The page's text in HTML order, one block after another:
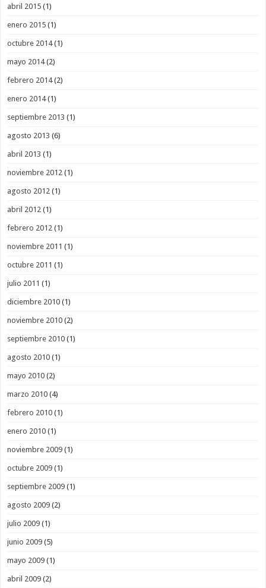
abril 2015 (1)
enero 2015 (1)
octubre 2014(1)
mayo 2014(2)
febrero 2014(2)
enero 2014(1)
septiembre 2013 (1)
agosto 2013 (6)
abril 2013 (1)
noviembre 2012 (1)
agosto 2012 (1)
abril 2012 (1)
febrero 2012 (1)
noviembre 2011 (1)
octubre 2011 (1)
julio 2011 (1)
diciembre 2010 (1)
noviembre 2010 (2)
septiembre 2010 (1)
agosto 2010 (1)
mayo 2010 (2)
marzo 2010 (4)
febrero 2010 (1)
enero 2010 (1)
noviembre 2009 (1)
octubre 2009 (1)
septiembre 2009 (1)
agosto 2009 (2)
julio 2009 (1)
junio 2009 (5)
mayo 2009 (1)
abril 2009 (2)